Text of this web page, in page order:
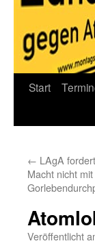
Start
← LAgA
Macht nicht
Veröffentlicht